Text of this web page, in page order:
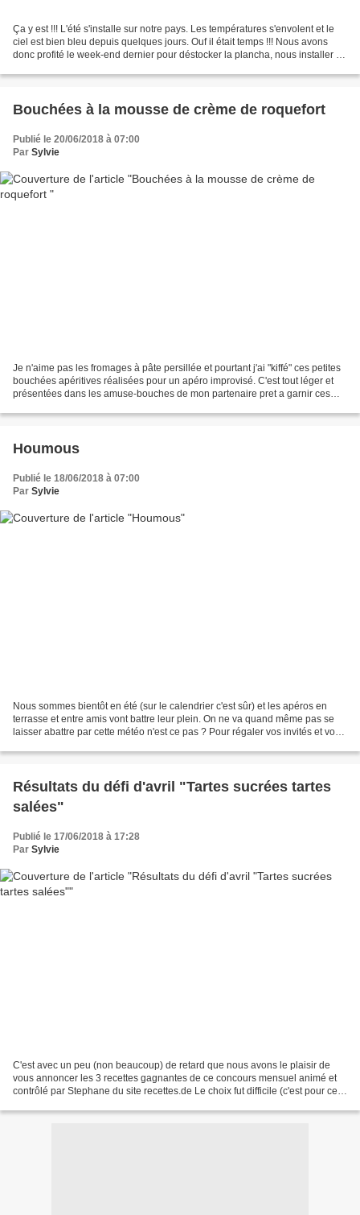
Ça y est !!! L'été s'installe sur notre pays. Les températures s'envolent et le
ciel est bien bleu depuis quelques jours. Ouf il était temps !!! Nous avons
donc profité le week-end dernier pour déstocker la plancha, nous installer en
Bouchées à la mousse de crème de roquefort
Publié le 20/06/2018 à 07:00
Par Sylvie
Je n'aime pas les fromages à pâte persillée et pourtant j'ai "kiffé" ces petites
bouchées apéritives réalisées pour un apéro improvisé. C'est tout léger et
présentées dans les amuse-bouches de mon partenaire pret a garnir ces
Houmous
Publié le 18/06/2018 à 07:00
Par Sylvie
Nous sommes bientôt en été (sur le calendrier c'est sûr) et les apéros en
terrasse et entre amis vont battre leur plein. On ne va quand même pas se
laisser abattre par cette météo n'est ce pas ? Pour régaler vos invités et vous
Résultats du défi d'avril "Tartes sucrées tartes
salées"
Publié le 17/06/2018 à 17:28
Par Sylvie
C'est avec un peu (non beaucoup) de retard que nous avons le plaisir de
vous annoncer les 3 recettes gagnantes de ce concours mensuel animé et
contrôlé par Stephane du site recettes.de Le choix fut difficile (c'est pour cela